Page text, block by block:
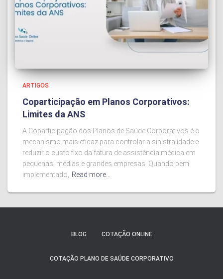
ARTIGOS
Coparticipação em Planos Corporativos:
Limites da ANS
A Coparticipação dos Planos de Saúde Corporativos é o
mecanismo mais eficaz para controlar a sinistralidade e
reduzir o custo fixo da fatura de assistência médica em
pequenas, médias e grandes empresas. Quando bem
implementado, Read more…
BLOG COTAÇÃO ONLINE
COTAÇÃO PLANO DE SAÚDE CORPORATIVO